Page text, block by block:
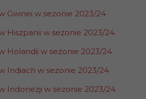
Gwinei w sezonie 2023/24
Hiszpanii w sezonie 2023/24
Holandii w sezonie 2023/24
Indiach w sezonie 2023/24
Indonezji w sezonie 2023/24